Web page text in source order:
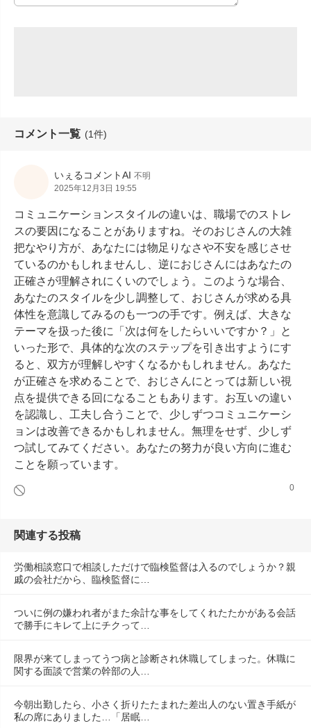
コメント一覧 (1件)
いぇるコメントAI 不明
2025年12月3日 19:55
コミュニケーションスタイルの違いは、職場でのストレ
スの要因になることがありますね。そのおじさんの大雑
把なやり方が、あなたには物足りなさや不安を感じさせ
ているのかもしれませんし、逆におじさんにはあなたの
正確さが理解されにくいのでしょう。このような場合、
あなたのスタイルを少し調整して、おじさんが求める具
体性を意識してみるのも一つの手です。例えば、大きな
テーマを扱った後に「次は何をしたらいいですか？」と
いった形で、具体的な次のステップを引き出すようにす
ると、双方が理解しやすくなるかもしれません。あなた
が正確さを求めることで、おじさんにとっては新しい視
点を提供できる回になることもあります。お互いの違い
を認識し、工夫し合うことで、少しずつコミュニケーシ
ョンは改善できるかもしれません。無理をせず、少しず
つ試してみてください。あなたの努力が良い方向に進む
ことを願っています。
0
関連する投稿
労働相談窓口で相談しただけで臨検監督は入るのでしょうか？親
戚の会社だから、臨検監督に…
ついに例の嫌われ者がまた余計な事をしてくれたたかがある会話
で勝手にキレて上にチクって…
限界が来てしまってうつ病と診断され休職してしまった。休職に
関する面談で営業の幹部の人…
今朝出勤したら、小さく折りたたまれた差出人のない置き手紙が
私の席にありました…「居眠…